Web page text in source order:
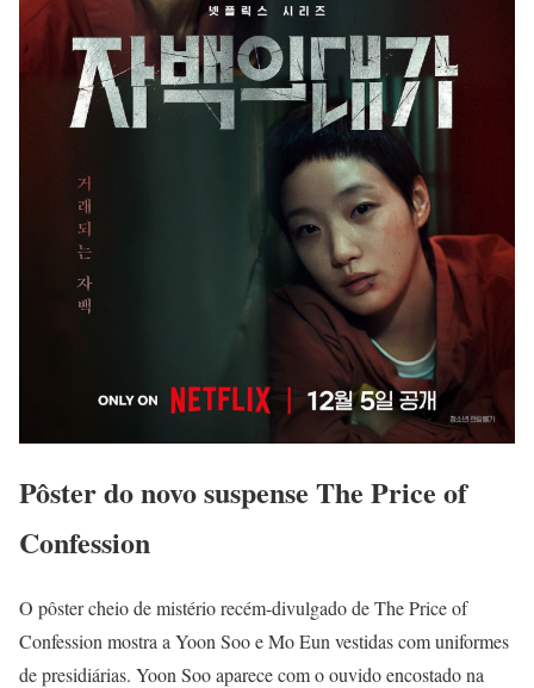
Pôster do novo suspense The Price of
Confession
O pôster cheio de mistério recém-divulgado de The Price of
Confession mostra a Yoon Soo e Mo Eun vestidas com uniformes
de presidiárias. Yoon Soo aparece com o ouvido encostado na